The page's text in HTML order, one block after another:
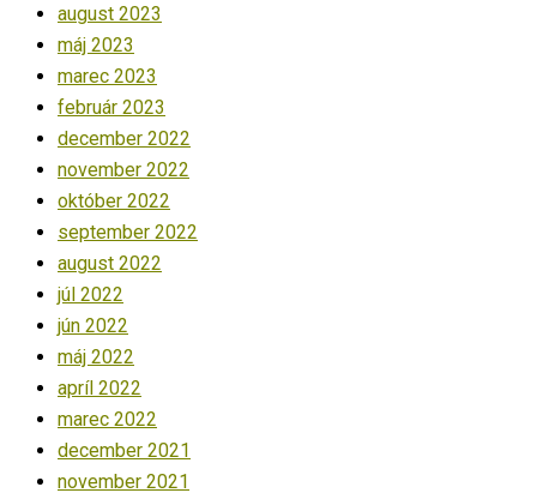
august 2023
máj 2023
marec 2023
február 2023
december 2022
november 2022
október 2022
september 2022
august 2022
júl 2022
jún 2022
máj 2022
apríl 2022
marec 2022
december 2021
november 2021